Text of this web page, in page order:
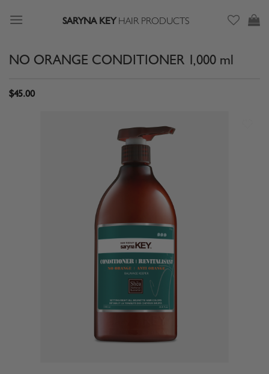
SARYNA KEYHAIR PRODUCTS
NO ORANGE CONDITIONER 1,000 ml
$45.00